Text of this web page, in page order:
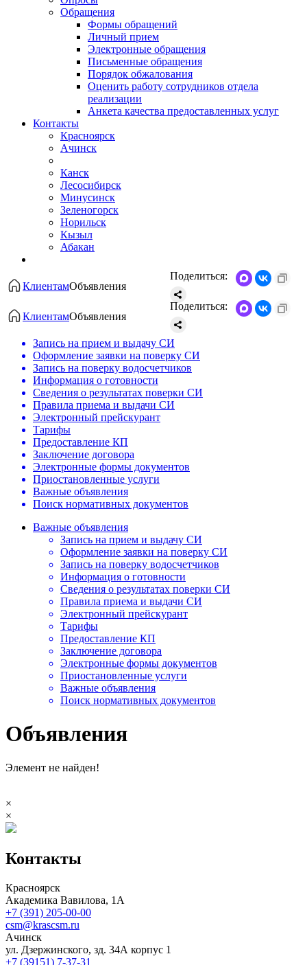
Обращения
Формы обращений
Личный прием
Электронные обращения
Письменные обращения
Порядок обжалования
Оценить работу сотрудников отдела
реализации
Анкета качества предоставленных услуг
Контакты
Красноярск
Ачинск
Канск
Лесосибирск
Минусинск
Зеленогорск
Норильск
Кызыл
Абакан
КлиентамОбъявления
Поделиться:
КлиентамОбъявления
Поделиться:
Запись на прием и выдачу СИ
Оформление заявки на поверку СИ
Запись на поверку водосчетчиков
Информация о готовности
Сведения о результатах поверки СИ
Правила приема и выдачи СИ
Электронный прейскурант
Тарифы
Предоставление КП
Заключение договора
Электронные формы документов
Приостановленные услуги
Важные объявления
Поиск нормативных документов
Важные объявления
Запись на прием и выдачу СИ
Оформление заявки на поверку СИ
Запись на поверку водосчетчиков
Информация о готовности
Сведения о результатах поверки СИ
Правила приема и выдачи СИ
Электронный прейскурант
Тарифы
Предоставление КП
Заключение договора
Электронные формы документов
Приостановленные услуги
Важные объявления
Поиск нормативных документов
Объявления
Элемент не найден!
×
×
Контакты
Красноярск
Академика Вавилова, 1А
+7 (391) 205-00-00
csm@krascsm.ru
Ачинск
ул. Дзержинского, зд. 34А корпус 1
+7 (39151) 7-37-31